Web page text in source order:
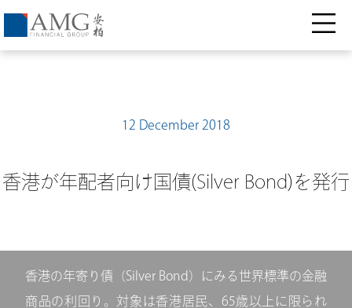
12 December 2018
香港が年配者向け国債(Silver Bond)を発行
香港の年寄り債（Silver Bond）にみる世界標準の金融
商品の利回り。対象は香港居民、65歳以上に限られ